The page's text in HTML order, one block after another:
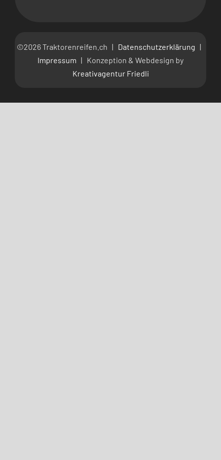
©2026 Traktorenreifen.ch | Datenschutzerklärung |
Impressum | Konzeption & Webdesign by
Kreativagentur Friedli